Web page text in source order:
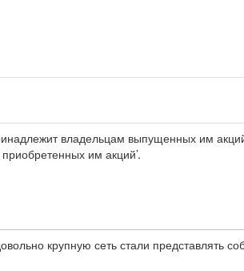
владельцам выпущенных им
им акций’.
крупную сеть стали представлять